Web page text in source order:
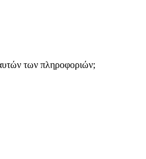
των πληροφοριών;